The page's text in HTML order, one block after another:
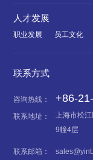
人才发展
职业发展 员工文化
联系方式
咨询热线： +86-
联系地址：
上海市松
9幢4层
联系邮箱：